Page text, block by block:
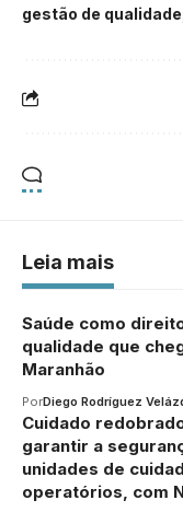
gestão de qualidade
Leia mais
Saúde como
qualidade que
Maranhão
PorDiego Rodríguez
Cuidado
garantir a
unidades de
operatórios, com